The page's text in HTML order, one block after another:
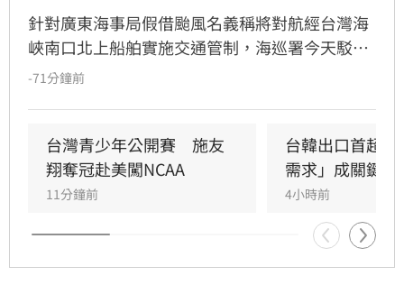
針對廣東海事局假借颱風名義稱將對航經台灣海
峽南口北上船舶實施交通管制，海巡署今天駁斥
中國無權在台灣海峽實施交通管制，並嚴厲譴
-71分鐘前
台灣青少年公開賽　施友
翔奪冠赴美闖NCAA
11分鐘前
台韓出口首超
需求」成關鍵
4小時前